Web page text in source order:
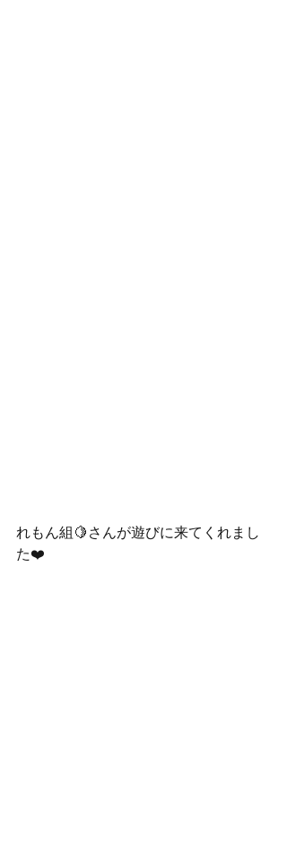
れもん組🍋さんが遊びに来てくれまし
た❤️